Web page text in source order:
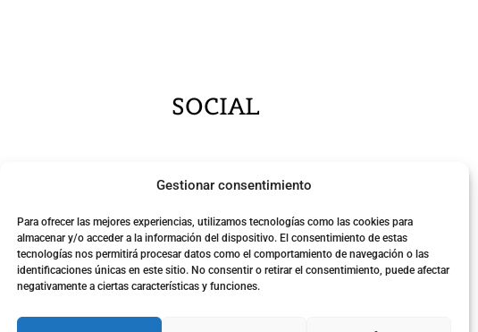
Gestionar consentimiento
Para ofrecer las mejores experiencias, utilizamos tecnologías como las cookies para
almacenar y/o acceder a la información del dispositivo. El consentimiento de estas
tecnologías nos permitirá procesar datos como el comportamiento de navegación o las
identificaciones únicas en este sitio. No consentir o retirar el consentimiento, puede afectar
negativamente a ciertas características y funciones.
SOCIAL